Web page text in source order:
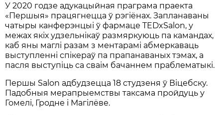
У 2020 годзе адукацыйная праграма праекта
«Першыя» працягнецца ў рэгіёнах. Запланаваны
чатыры канферэнцыі ў фармаце TEDxSalon, у
межах якіх удзельнікаў размяркуюць па камандах,
каб яны маглі разам з ментарамі абмеркаваць
выступленні спікераў па прапанаваных тэмах, а
пасля выступіць са сваім бачаннем праблематыкі.
Першы Salon адбудзецца 18 студзеня ў Віцебску.
Падобныя мерапрыемствы таксама пройдуць у
Гомелі, Гродне і Магілёве.